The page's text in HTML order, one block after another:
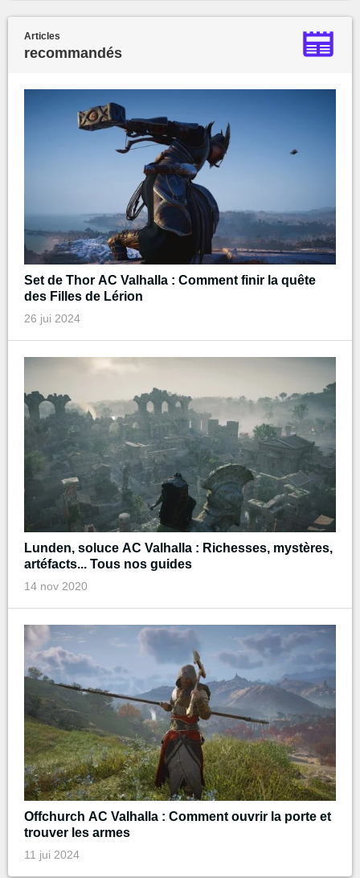
Articles
recommandés
Set de Thor AC Valhalla : Comment finir la quête
des Filles de Lérion
26 jui 2024
Lunden, soluce AC Valhalla : Richesses, mystères,
artéfacts... Tous nos guides
14 nov 2020
Offchurch AC Valhalla : Comment ouvrir la porte et
trouver les armes
11 jui 2024